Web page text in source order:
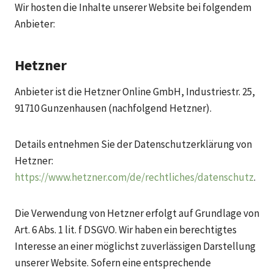
Wir hosten die Inhalte unserer Website bei folgendem
Anbieter:
Hetzner
Anbieter ist die Hetzner Online GmbH, Industriestr. 25,
91710 Gunzenhausen (nachfolgend Hetzner).
Details entnehmen Sie der Datenschutzerklärung von
Hetzner:
https://www.hetzner.com/de/rechtliches/datenschutz.
Die Verwendung von Hetzner erfolgt auf Grundlage von
Art. 6 Abs. 1 lit. f DSGVO. Wir haben ein berechtigtes
Interesse an einer möglichst zuverlässigen Darstellung
unserer Website. Sofern eine entsprechende